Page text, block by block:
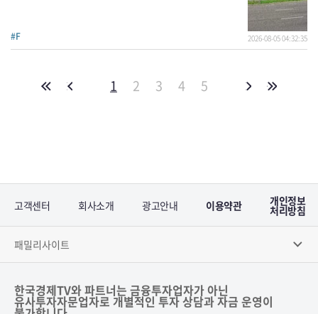
#F 2026-08-05 04:32:35
1 2 3 4 5
고객센터 회사소개 광고안내 이용약관 개인정보
처리방침
패밀리사이트
한국경제TV와 파트너는 금융투자업자가 아닌
유사투자자문업자로 개별적인 투자 상담과 자금 운영이